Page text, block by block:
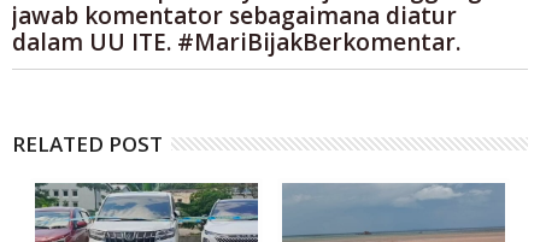
jawab komentator sebagaimana diatur
dalam UU ITE. #MariBijakBerkomentar.
RELATED POST